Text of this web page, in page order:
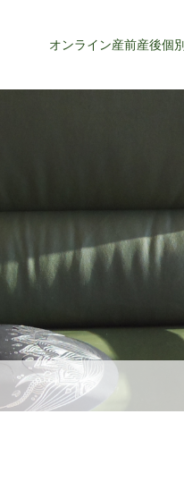
オンライン産前産後個